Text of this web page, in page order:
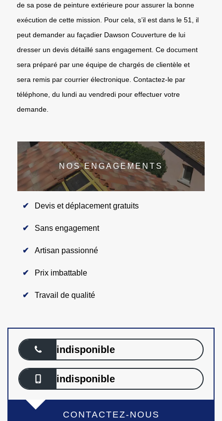
de sa pose de peinture extérieure pour assurer la bonne
exécution de cette mission. Pour cela, s’il est dans le 51, il
peut demander au façadier Dawson Couverture de lui
dresser un devis détaillé sans engagement. Ce document
sera préparé par une équipe de chargés de clientèle et
sera remis par courrier électronique. Contactez-le par
téléphone, du lundi au vendredi pour effectuer votre
demande.
NOS ENGAGEMENTS
Devis et déplacement gratuits
Sans engagement
Artisan passionné
Prix imbattable
Travail de qualité
indisponible
indisponible
CONTACTEZ-NOUS